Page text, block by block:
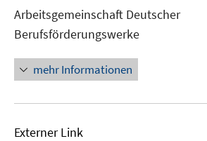
Arbeitsgemeinschaft Deutscher
Berufsförderungswerke
mehr Informationen
Externer Link